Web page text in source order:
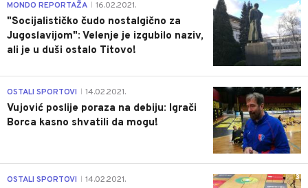
4
MONDO REPORTAŽA 16.02.2021.
"Socijalističko čudo nostalgično za
Jugoslavijom": Velenje je izgubilo naziv,
ali je u duši ostalo Titovo!
1
OSTALI SPORTOVI 14.02.2021.
Vujović poslije poraza na debiju: Igrači
Borca kasno shvatili da mogu!
3
OSTALI SPORTOVI 14.02.2021.